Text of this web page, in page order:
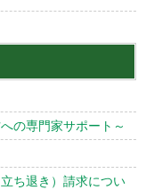
の専門家サポート～
ち退き）請求につい